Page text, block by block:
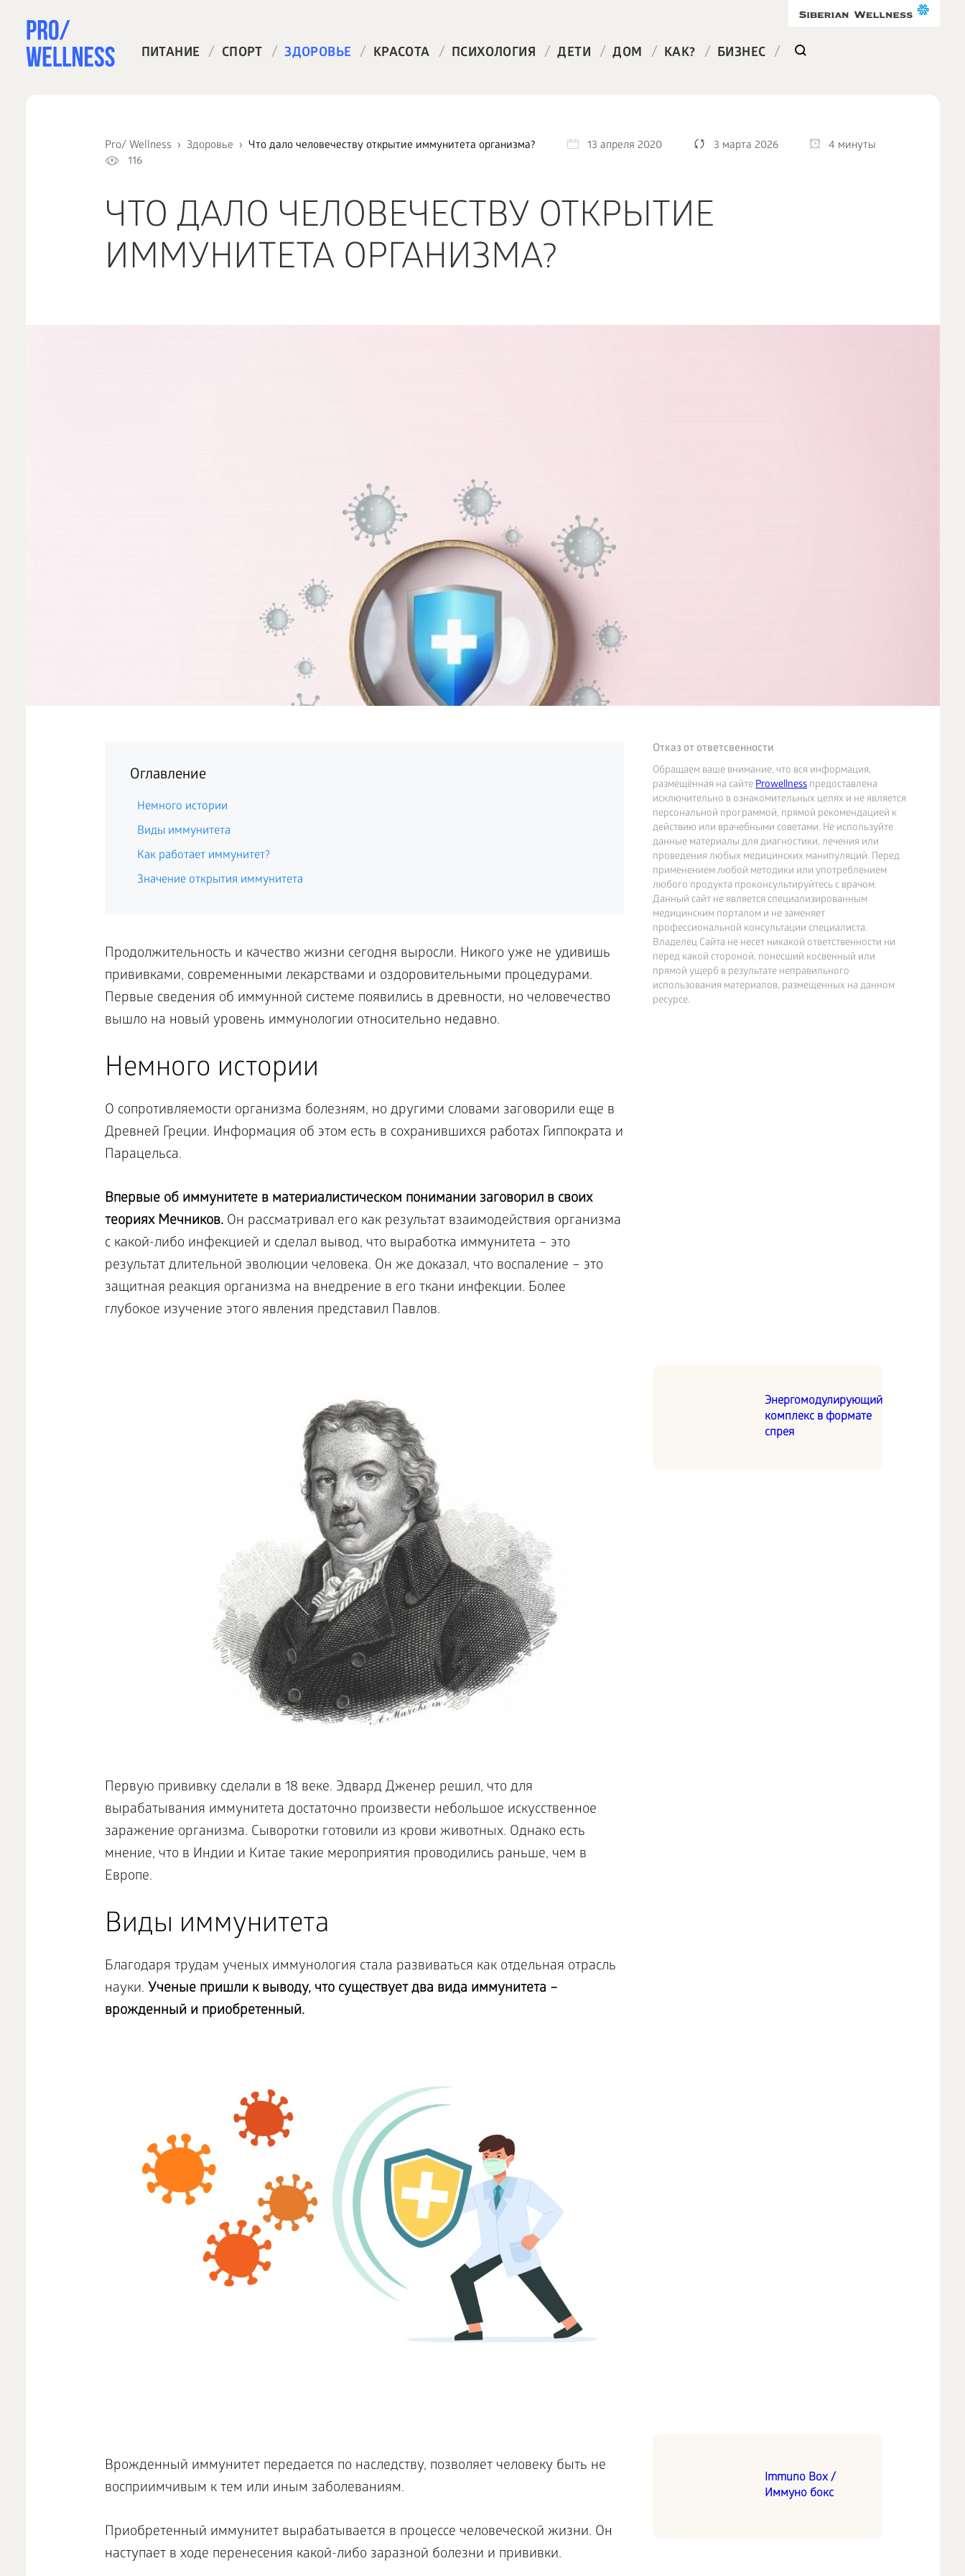
ПИТАНИЕ / СПОРТ / ЗДОРОВЬЕ / КРАСОТА / ПСИХОЛОГИЯ / ДЕТИ / ДОМ / КАК? / БИЗНЕС /
Pro/ Wellness Здоровье Что дало человечеству открытие иммунитета организма? 13 апреля 2020 3 марта 2026
4 минуты
116
ЧТО ДАЛО ЧЕЛОВЕЧЕСТВУ ОТКРЫТИЕ
ИММУНИТЕТА ОРГАНИЗМА?
Отказ от ответсвенности
Обращаем ваше внимание, что вся информация,
размещённая на сайтеProwellnessпредоставлена
исключительно в ознакомительных целях и не является
персональной программой, прямой рекомендацией к
действию или врачебными советами. Не используйте
данные материалы для диагностики, лечения или
проведения любых медицинских манипуляций. Перед
применением любой методики или употреблением
любого продукта проконсультируйтесь с врачом.
Данный сайт не является специализированным
медицинским порталом и не заменяет
профессиональной консультации специалиста.
Владелец Сайта не несет никакой ответственности ни
перед какой стороной, понесший косвенный или
прямой ущерб в результате неправильного
использования материалов, размещенных на данном
ресурсе.
Оглавление
Немного истории
Виды иммунитета
Как работает иммунитет?
Значение открытия иммунитета
Продолжительность и качество жизни сегодня выросли. Никого уже не удивишь
прививками, современными лекарствами и оздоровительными процедурами.
Первые сведения об иммунной системе появились в древности, но человечество
вышло на новый уровень иммунологии относительно недавно.
Немного истории
О сопротивляемости организма болезням, но другими словами заговорили еще в
Древней Греции. Информация об этом есть в сохранившихся работах Гиппократа и
Парацельса.
Впервые об иммунитете в материалистическом понимании заговорил в своих
теориях Мечников.Он рассматривал его как результат взаимодействия организма
с какой-либо инфекцией и сделал вывод, что выработка иммунитета – это
результат длительной эволюции человека. Он же доказал, что воспаление – это
защитная реакция организма на внедрение в его ткани инфекции. Более
глубокое изучение этого явления представил Павлов.
Энергомодулирующий
комплекс в формате
спрея
Первую прививку сделали в 18 веке. Эдвард Дженер решил, что для
вырабатывания иммунитета достаточно произвести небольшое искусственное
заражение организма. Сыворотки готовили из крови животных. Однако есть
мнение, что в Индии и Китае такие мероприятия проводились раньше, чем в
Европе.
Виды иммунитета
Благодаря трудам ученых иммунология стала развиваться как отдельная отрасль
науки. Ученые пришли к выводу, что существует два вида иммунитета –
врожденный и приобретенный.
Immuno Box /
Иммуно бокс
Врожденный иммунитет передается по наследству, позволяет человеку быть не
восприимчивым к тем или иным заболеваниям.
Приобретенный иммунитет вырабатывается в процессе человеческой жизни. Он
наступает в ходе перенесения какой-либо заразной болезни и прививки.